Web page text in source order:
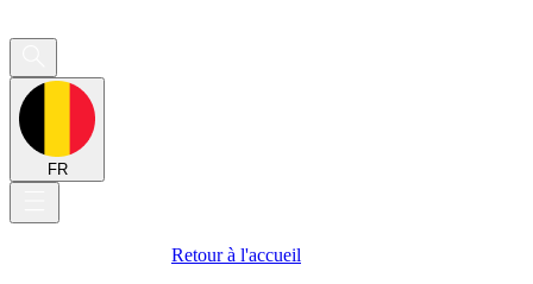
FR
Retour à l'accueil